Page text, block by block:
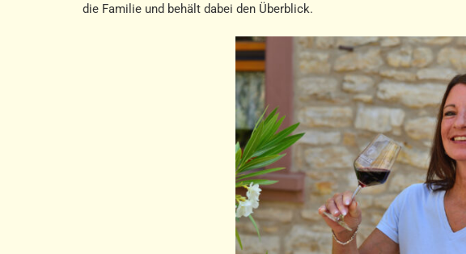
die Familie und behält dabei den Überblick.